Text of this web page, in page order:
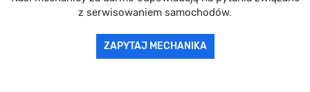
z serwisowaniem samochodów.
ZAPYTAJ MECHANIKA